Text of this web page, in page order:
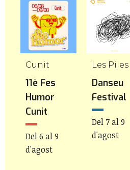
Cunit
11è Fes
Humor
Cunit
Del 6 al 9
d'agost
Les Piles
Danseu
Festival
Del 7 al 9
d'agost